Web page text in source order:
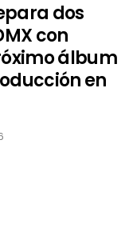
dos
con
álbum
en